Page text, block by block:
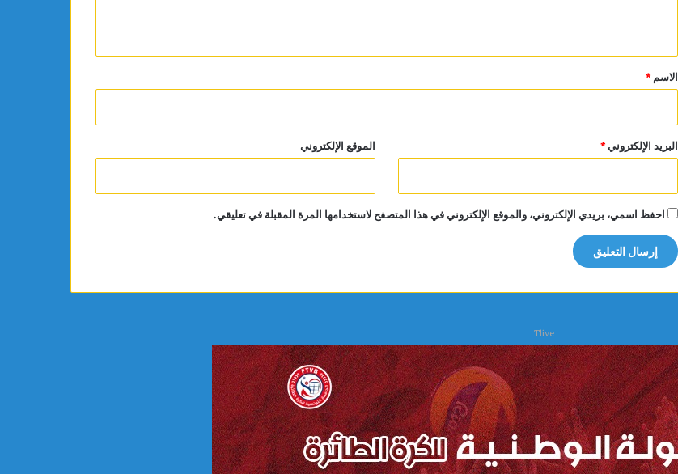
*
الاسم *
البريد الإلكتروني* الموقع الإلكتروني
احفظ اسمي، بريدي الإلكتروني، والموقع الإلكتروني في هذا المتصفح لاستخدامها المرة المقبلة في تعليقي.
Tlive